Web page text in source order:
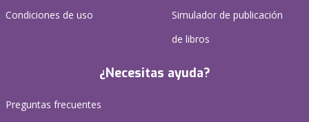
Condiciones de uso
Simulador de publicación
de libros
¿Necesitas ayuda?
Preguntas frecuentes